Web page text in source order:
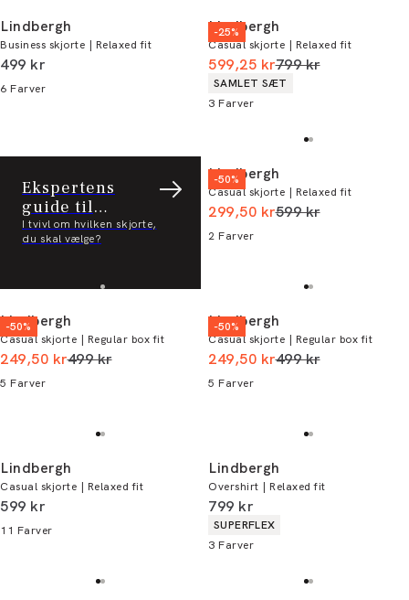
Lindbergh
Business skjorte | Relaxed fit
I alt (inkl. rabat)
499 kr
6 Farver
-25%
Lindbergh
Casual skjorte | Relaxed fit
599,25 krI alt (uden rabat)
799 kr
Produkt egenskaber
SAMLET SÆT
3 Farver
Ekspertens
guide til
kvalitetsskjorter
I tvivl om hvilken skjorte,
du skal vælge?
-50%
Lindbergh
Casual skjorte | Relaxed fit
299,50 krI alt (uden rabat)
599 kr
2 Farver
-50%
Lindbergh
Casual skjorte | Regular box fit
249,50 krI alt (uden rabat)
499 kr
5 Farver
-50%
Lindbergh
Casual skjorte | Regular box fit
249,50 krI alt (uden rabat)
499 kr
5 Farver
Lindbergh
Casual skjorte | Relaxed fit
I alt (inkl. rabat)
599 kr
11 Farver
Lindbergh
Overshirt | Relaxed fit
I alt (inkl. rabat)
799 kr
Produkt egenskaber
SUPERFLEX
3 Farver